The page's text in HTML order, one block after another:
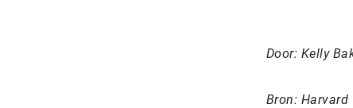
Door: Kelly
Bron: Harvard